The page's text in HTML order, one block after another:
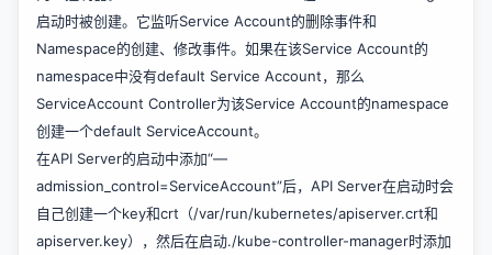
启动时被创建。它监听Service Account的删除事件和
Namespace的创建、修改事件。如果在该Service Account的
namespace中没有default Service Account，那么
ServiceAccount Controller为该Service Account的namespace
创建一个default ServiceAccount。
在API Server的启动中添加“—
admission_control=ServiceAccount”后，API Server在启动时会
自己创建一个key和crt（/var/run/kubernetes/apiserver.crt和
apiserver.key），然后在启动./kube-controller-manager时添加